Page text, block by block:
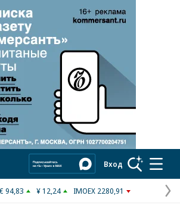
в «Ъ» www.kommersant.ru/ad
Вход
€ 94,83 ¥ 12,24 IMOEX 2280,91